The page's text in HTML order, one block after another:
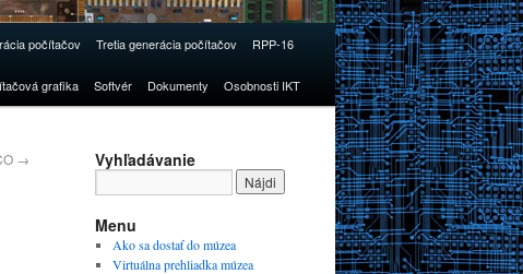
počítačov Tretia generácia počítačov RPP-16
grafika Softvér Dokumenty Osobnosti IKT
→ Vyhľadávanie
Menu
Ako sa dostať do múzea
Virtuálna prehliadka múzea